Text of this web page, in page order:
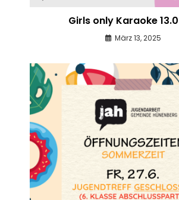
Girls only Karaoke
März 13, 2025